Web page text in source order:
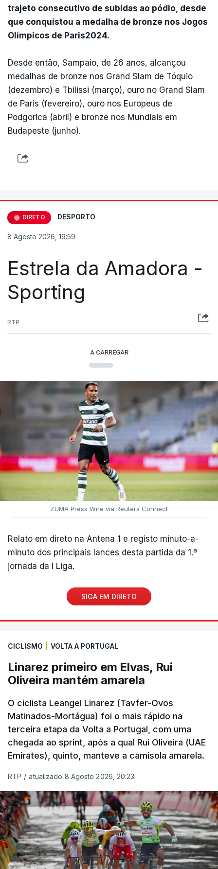
trajeto consecutivo de subidas ao pódio, desde
que conquistou a medalha de bronze nos Jogos
Olímpicos de Paris2024.
Desde então, Sampaio, de 26 anos, alcançou
medalhas de bronze nos Grand Slam de Tóquio
(dezembro) e Tbilissi (março), ouro no Grand Slam
de Paris (fevereiro), ouro nos Europeus de
Podgorica (abril) e bronze nos Mundiais em
Budapeste (junho).
DIRETO DESPORTO
8 Agosto 2026, 19:59
Estrela da Amadora -
Sporting
RTP
A CARREGAR
ZUMA Press Wire via Reuters Connect
Relato em direto na Antena 1 e registo minuto-a-
minuto dos principais lances desta partida da 1.ª
jornada da I Liga.
SIGA EM DIRETO
CICLISMO VOLTA A PORTUGAL
Linarez primeiro em Elvas, Rui
Oliveira mantém amarela
O ciclista Leangel Linarez (Tavfer-Ovos
Matinados-Mortágua) foi o mais rápido na
terceira etapa da Volta a Portugal, com uma
chegada ao sprint, após a qual Rui Oliveira (UAE
Emirates), quinto, manteve a camisola amarela.
RTP / atualizado 8 Agosto 2026, 20:23